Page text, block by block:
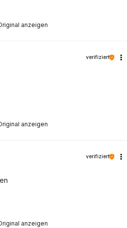
anzeigen
anzeigen
verifiziert
anzeigen
verifiziert